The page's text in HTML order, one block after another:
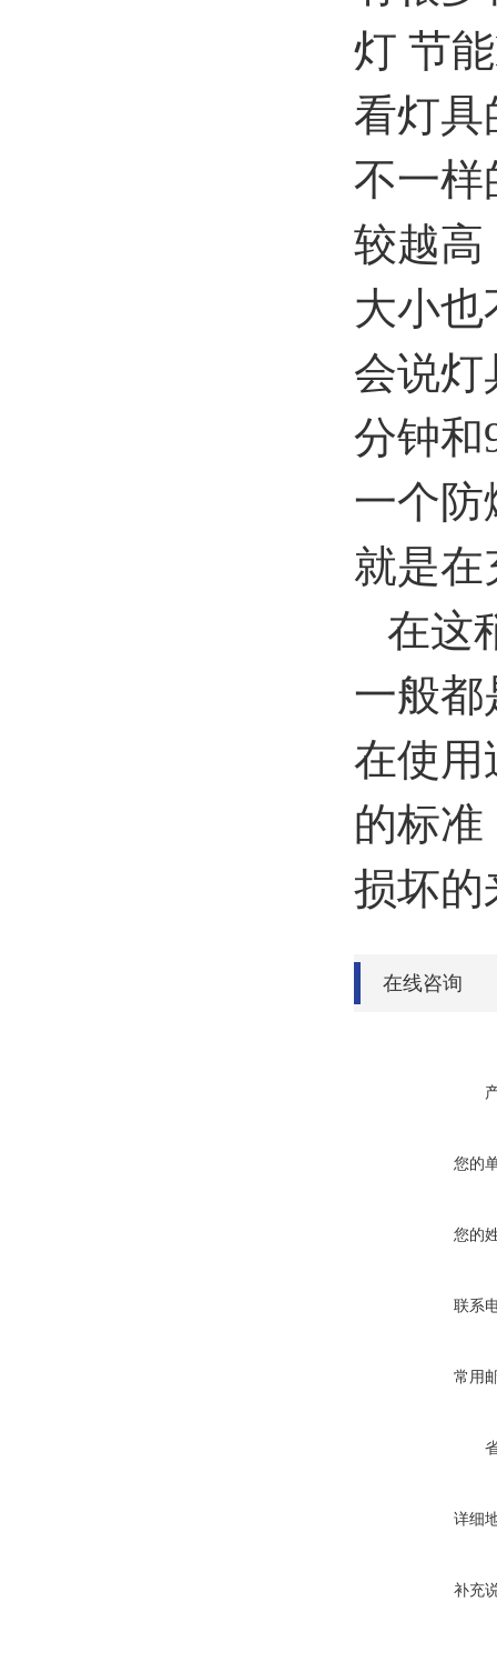
灯 节
看灯具
不一样
较越高
大小
会说灯
分钟和
一个防
就是在
在这
一般都
在使用
的标
损坏的
在线咨询
您的
您的
联系
常用
详细
补充